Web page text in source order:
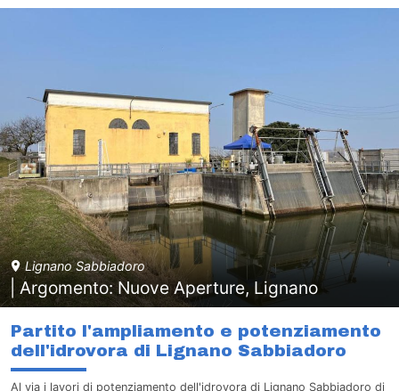
Lignano Sabbiadoro
| Argomento: Nuove Aperture, Lignano
Partito l'ampliamento e potenziamento
dell'idrovora di Lignano Sabbiadoro
Al via i lavori di potenziamento dell'idrovora di Lignano Sabbiadoro di